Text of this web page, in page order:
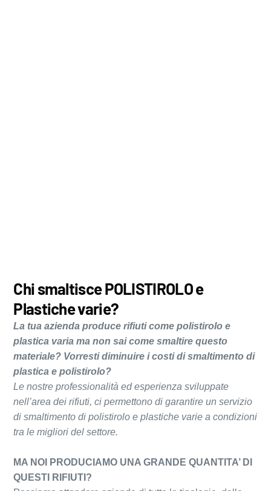
Chi smaltisce POLISTIROLO e
Plastiche varie?
La tua azienda produce rifiuti come polistirolo e
plastica varia ma non sai come smaltire questo
materiale? Vorresti diminuire i costi di smaltimento di
plastica e polistirolo?
Le nostre professionalità ed esperienza sviluppate
nell’area dei rifiuti, ci permettono di garantire un servizio
di smaltimento di polistirolo e plastiche varie a condizioni
tra le migliori del settore.
MA NOI PRODUCIAMO UNA GRANDE QUANTITA’ DI
QUESTI RIFIUTI?